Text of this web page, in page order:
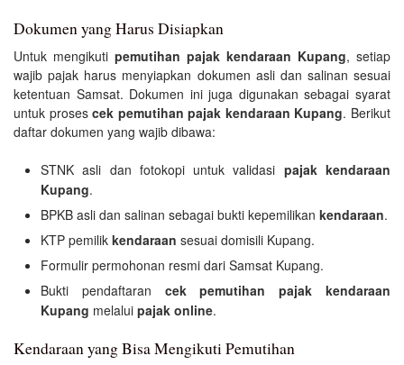
Dokumen yang Harus Disiapkan
Untuk mengikuti pemutihan pajak kendaraan Kupang, setiap
wajib pajak harus menyiapkan dokumen asli dan salinan sesuai
ketentuan Samsat. Dokumen ini juga digunakan sebagai syarat
untuk prosescek pemutihan pajak kendaraan Kupang. Berikut
daftar dokumen yang wajib dibawa:
STNK asli dan fotokopi untuk validasi pajak kendaraan
Kupang.
BPKB asli dan salinan sebagai bukti kepemilikan kendaraan.
KTP pemilik kendaraan sesuai domisili Kupang.
Formulir permohonan resmi dari Samsat Kupang.
Bukti pendaftaran cek pemutihan pajak kendaraan
Kupang melalui pajak online.
Kendaraan yang Bisa Mengikuti Pemutihan